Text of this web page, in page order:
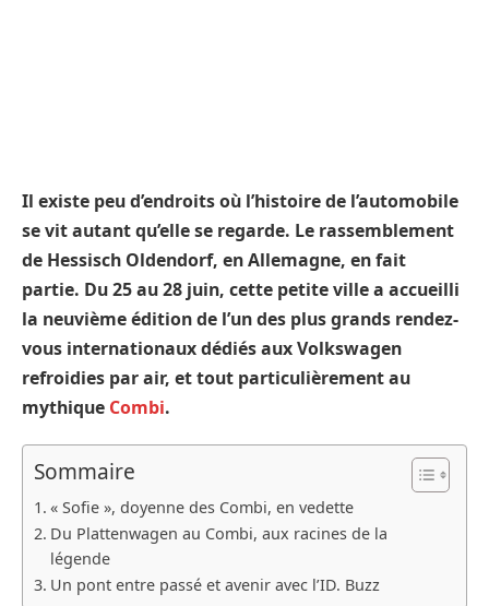
Il existe peu d’endroits où l’histoire de l’automobile
se vit autant qu’elle se regarde. Le rassemblement
de Hessisch Oldendorf, en Allemagne, en fait
partie. Du 25 au 28 juin, cette petite ville a accueilli
la neuvième édition de l’un des plus grands rendez-
vous internationaux dédiés aux Volkswagen
refroidies par air, et tout particulièrement au
mythique Combi.
Sommaire
« Sofie », doyenne des Combi, en vedette
Du Plattenwagen au Combi, aux racines de la
légende
Un pont entre passé et avenir avec l’ID. Buzz